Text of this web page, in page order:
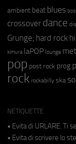
ambient beat blues
crossover dance
Grunge; hard rock
kimura laPOP lounge
pop post rock prog
rock rockabilly ska
NETIQUETTE
• Evita di URLARE. Ti
• Evita di scrivere lo